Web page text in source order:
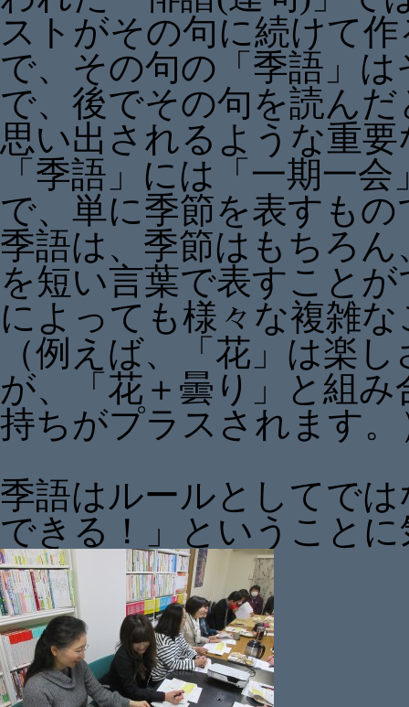
ストがその句に続けて
で、その句の「季語」
で、後でその句を読ん
思い出されるような重
「季語」には「一期一
で、単に季節を表すも
季語は、季節はもちろ
を短い言葉で表すこと
によっても様々な複雑
（例えば、「花」は楽
が、「花＋曇り」と組
持ちがプラスされます。
季語はルールとしてで
できる！」ということ